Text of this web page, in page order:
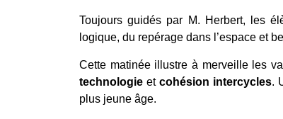
Toujours guidés par M. Herbert, les
logique, du repérage dans l’espace et
Cette matinée illustre à merveille les
technologie etcohésion intercycles.
plus jeune âge.